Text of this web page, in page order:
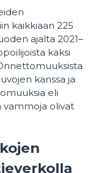
kaikkiaan 225
ajalta 2021–
kaksi
kanssa ja
eli
vammoja olivat